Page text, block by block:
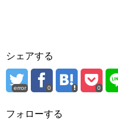
シェアする
error 0 0
フォローする